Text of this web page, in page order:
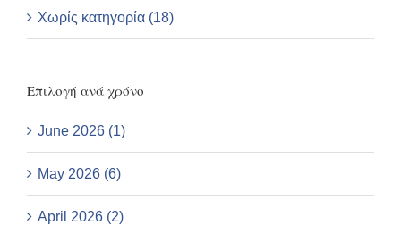
Χωρίς κατηγορία (18)
Επιλογή ανά χρόνο
June 2026 (1)
May 2026 (6)
April 2026 (2)